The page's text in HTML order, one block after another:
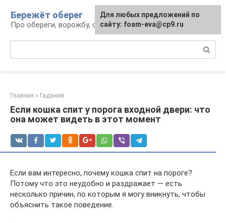
контенту
Бережёт оберег
Про обереги, ворожбу, сны и гадания
Главная » Гадания
Если кошка спит у порога входной двери: что
она может видеть в этот момент
Если вам интересно, почему кошка спит на пороге?
Потому что это неудобно и раздражает — есть
несколько причин, по которым я могу вникнуть, чтобы
объяснить такое поведение.
Для любых предложений по
сайту: foam-eva@cp9.ru